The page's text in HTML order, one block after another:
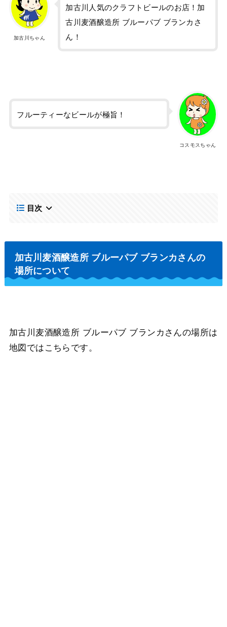
加古川ちゃん
加古川人気のクラフトビールのお店！加
古川麦酒醸造所 ブルーパブ ブランカさ
ん！
コスモスちゃん
フルーティーなビールが極旨！
目次
加古川麦酒醸造所 ブルーパブ ブランカさんの
場所について
加古川麦酒醸造所 ブルーパブ ブランカさんの場所は
地図ではこちらです。